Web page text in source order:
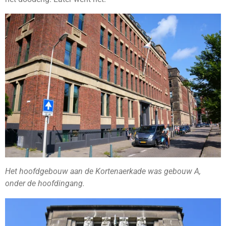
Het hoofdgebouw aan de Kortenaerkade was gebouw A,
onder de hoofdingang.